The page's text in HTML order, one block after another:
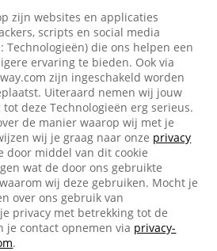
zijn websites en applicaties
scripts en social media
Technologieën) die ons helpen een
ervaring te bieden. Ook via
zijn ingeschakeld worden
Uiteraard nemen wij jouw
deze Technologieën erg serieus.
de manier waarop wij met je
wij je graag naar onze privacy
door middel van dit cookie
wat de door ons gebruikte
wij deze gebruiken. Mocht je
over ons gebruik van
privacy met betrekking tot de
je contact opnemen via privacy-
.